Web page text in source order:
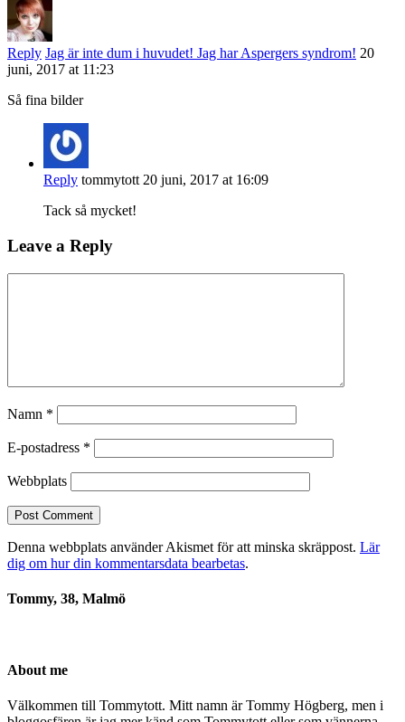
Reply Jag är inte dum i huvudet! Jag har Aspergers syndrom! 20
juni, 2017 at 11:23
Så fina bilder
Reply tommytott 20 juni, 2017 at 16:09
Tack så mycket!
Leave a Reply
Namn *
E-postadress *
Webbplats
Denna webbplats använder Akismet för att minska skräppost. Lär
dig om hur din kommentarsdata bearbetas.
Tommy, 38, Malmö
About me
Välkommen till Tommytott. Mitt namn är Tommy Högberg, men i